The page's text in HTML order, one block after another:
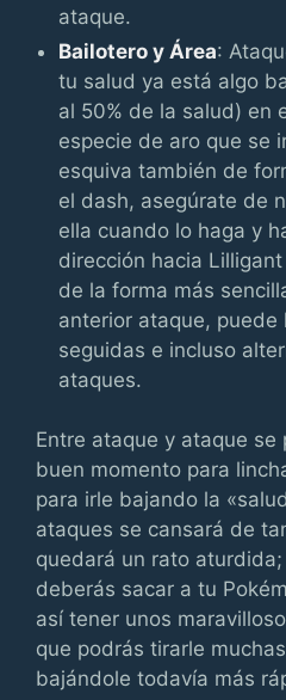
ataque.
Bailotero y Área:
tu salud ya está algo
al 50% de la salud) en
especie de aro que se
esquiva también de
el dash, asegúrate de
ella cuando lo haga y
dirección hacia
de la forma más
anterior ataque, puede
seguidas e incluso
ataques.
Entre ataque y ataque se
buen momento para
para irle bajando la
ataques se cansará de
quedará un rato
deberás sacar a tu
así tener unos
que podrás tirarle
bajándole todavía más